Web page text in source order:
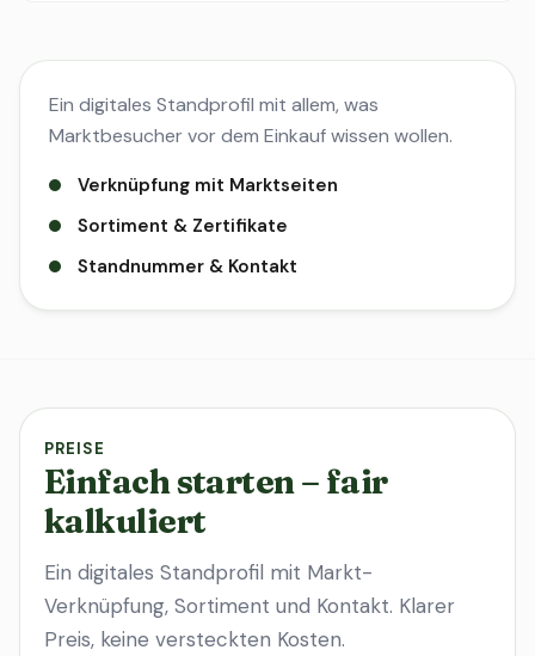
Ein digitales Standprofil mit allem, was
Marktbesucher vor dem Einkauf wissen wollen.
Verknüpfung mit Marktseiten
Sortiment & Zertifikate
Standnummer & Kontakt
PREISE
Einfach starten – fair
kalkuliert
Ein digitales Standprofil mit Markt-
Verknüpfung, Sortiment und Kontakt. Klarer
Preis, keine versteckten Kosten.